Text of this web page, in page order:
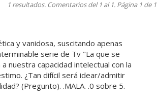
1 resultados. Comentarios del 1 al 1. Página 1 de 1
y vanidosa, suscitando apenas
serie de Tv "La que se
nuestra capacidad intelectual con la
¿Tan difícil será idear/admitir
(Pregunto). .MALA. .0 sobre 5.